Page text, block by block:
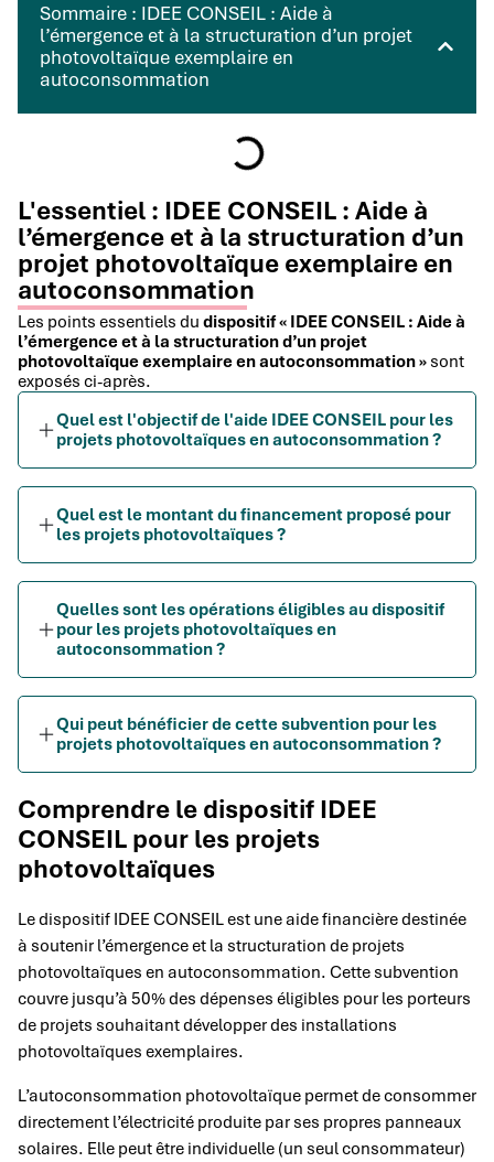
Sommaire : IDEE CONSEIL : Aide à
l’émergence et à la structuration d’un projet
photovoltaïque exemplaire en
autoconsommation
L'essentiel : IDEE CONSEIL : Aide à
l’émergence et à la structuration d’un
projet photovoltaïque exemplaire en
autoconsommation
Les points essentiels du dispositif « IDEE CONSEIL : Aide à
l’émergence et à la structuration d’un projet
photovoltaïque exemplaire en autoconsommation » sont
exposés ci-après.
Quel est l'objectif de l'aide IDEE CONSEIL pour les
projets photovoltaïques en autoconsommation ?
Quel est le montant du financement proposé pour
les projets photovoltaïques ?
Quelles sont les opérations éligibles au dispositif
pour les projets photovoltaïques en
autoconsommation ?
Qui peut bénéficier de cette subvention pour les
projets photovoltaïques en autoconsommation ?
Comprendre le dispositif IDEE
CONSEIL pour les projets
photovoltaïques
Le dispositif IDEE CONSEIL est une aide financière destinée
à soutenir l’émergence et la structuration de projets
photovoltaïques en autoconsommation. Cette subvention
couvre jusqu’à 50% des dépenses éligibles pour les porteurs
de projets souhaitant développer des installations
photovoltaïques exemplaires.
L’autoconsommation photovoltaïque permet de consommer
directement l’électricité produite par ses propres panneaux
solaires. Elle peut être individuelle (un seul consommateur)